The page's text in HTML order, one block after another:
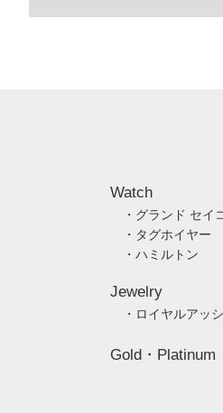
Watch
・グランド セイ
・タグホイヤー
・ハミルトン
Jewelry
・ロイヤルアッ
Gold・Platinum